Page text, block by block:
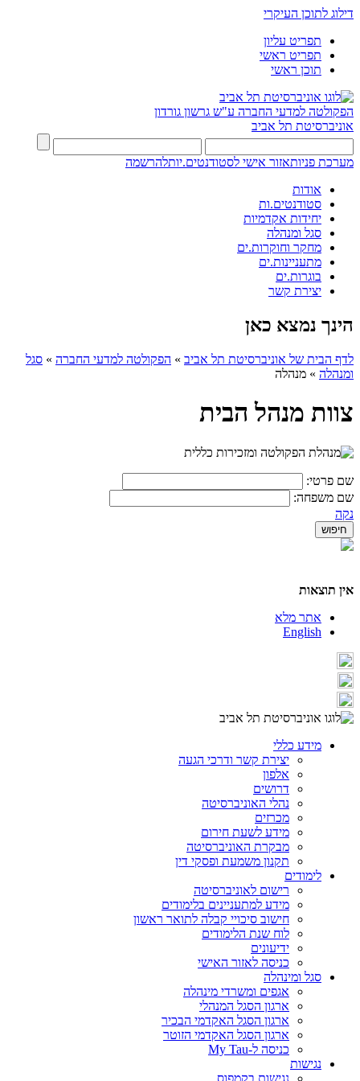
דילוג לתוכן העיקרי
תפריט עליון
תפריט ראשי
תוכן ראשי
הפקולטה למדעי החברה ע"ש גרשון גורדון
אוניברסיטת תל אביב
מערכת פניותאזור אישי לסטודנטים.יותלהרשמה
אודות
סטודנטים.ות
יחידות אקדמיות
סגל ומנהלה
מחקר וחוקרות.ים
מתעניינות.ים
בוגרות.ים
יצירת קשר
הינך נמצא כאן
לדף הבית של אוניברסיטת תל אביב » הפקולטה למדעי החברה » סגל
ומנהלה » מנהלה
צוות מנהל הבית
שם פרטי:
שם משפחה:
נקה
אין תוצאות
אתר מלא
English
מידע כללי
יצירת קשר ודרכי הגעה
אלפון
דרושים
נהלי האוניברסיטה
מכרזים
מידע לשעת חירום
מבקרת האוניברסיטה
תקנון משמעת ופסקי דין
לימודים
רישום לאוניברסיטה
מידע למתעניינים בלימודים
חישוב סיכויי קבלה לתואר ראשון
לוח שנת הלימודים
ידיעונים
כניסה לאזור האישי
סגל ומינהלה
אגפים ומשרדי מינהלה
ארגון הסגל המנהלי
ארגון הסגל האקדמי הבכיר
ארגון הסגל האקדמי הזוטר
כניסה ל-My Tau
נגישות
נגישות בקמפוס